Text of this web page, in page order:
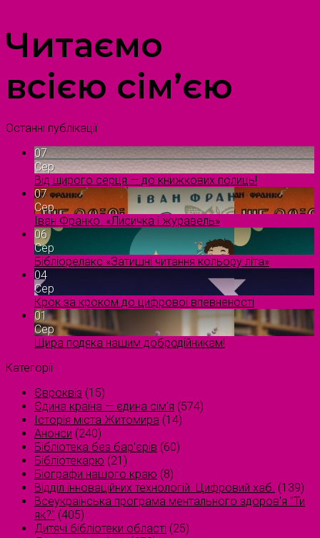
Читаємо
всією сім’єю
Останні публікації
07
Сер
Від щирого серця — до книжкових полиць!
07
Сер
Іван Франко. «Лисичка і журавель»
06
Сер
Бібліорелакс «Затишні читання кольору літа»
04
Сер
Крок за кроком до цифрової впевненості
01
Сер
Щира подяка нашим добродійникам!
Категорії
Євроквіз (15)
Єдина країна — єдина сім’я (574)
Історія міста Житомира (14)
Анонси (240)
Бібліотека без бар'єрів (60)
Бібліотекарю (21)
Біографи нашого краю (8)
Відділ інноваційних технологій. Цифровий хаб. (139)
Всеукраїнська програма ментального здоров'я "Ти
як?" (405)
Дитячі бібліотеки області (25)